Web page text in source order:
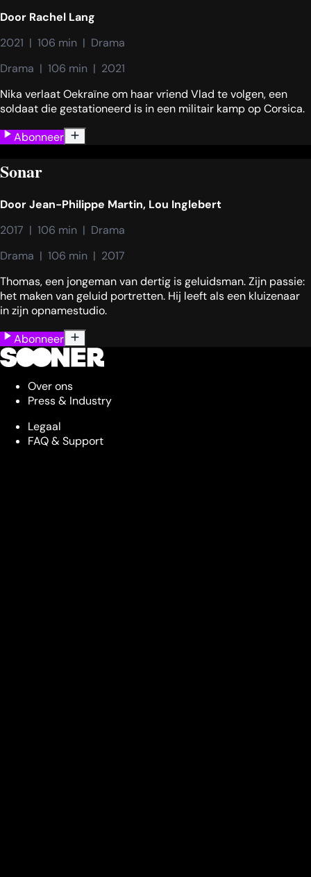
Door Rachel Lang
2021  |  106 min  |  Drama
Drama  |  106 min  |  2021
Nika verlaat Oekraïne om haar vriend Vlad te volgen, een
soldaat die gestationeerd is in een militair kamp op Corsica.
Abonneer
Sonar
DoorJean-Philippe Martin, Lou Inglebert
2017  |  106 min  |  Drama
Drama  |  106 min  |  2017
Thomas, een jongeman van dertig is geluidsman. Zijn passie:
het maken van geluid portretten. Hij leeft als een kluizenaar
in zijn opnamestudio.
Abonneer
Over ons
Press & Industry
Legaal
FAQ & Support